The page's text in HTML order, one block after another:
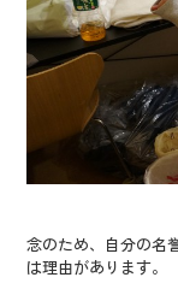
念のため、自分の名
は理由があります。